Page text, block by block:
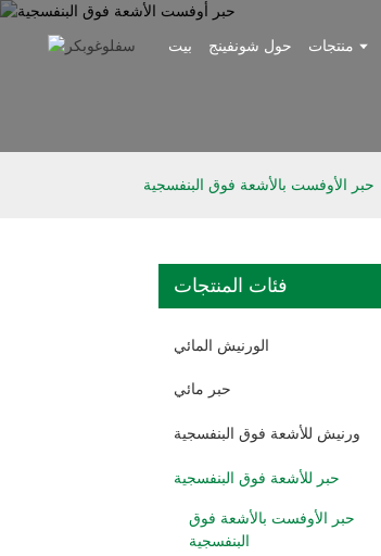
بيت حول شونفينج منتجات
حبر الأوفست بالأشعة فوق البنفسجية
فئات المنتجات
الورنيش المائي
حبر مائي
ورنيش للأشعة فوق البنفسجية
حبر للأشعة فوق البنفسجية
حبر الأوفست بالأشعة فوق
البنفسجية